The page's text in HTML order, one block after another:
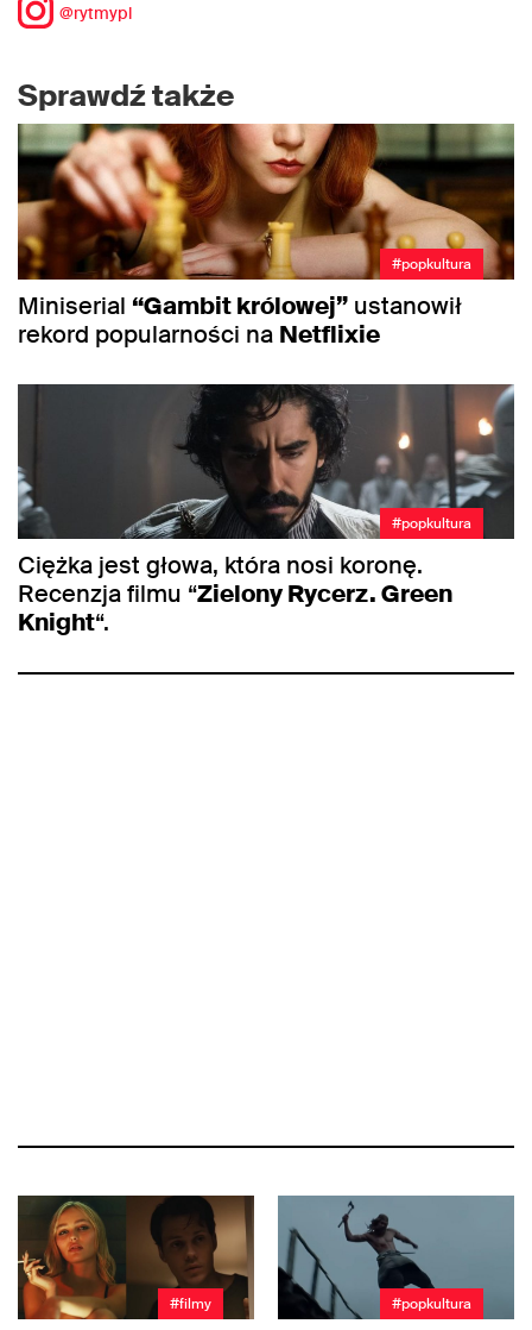
@rytmypl
Sprawdź także
#popkultura
Miniserial “Gambit królowej” ustanowił
rekord popularności na Netflixie
#popkultura
Ciężka jest głowa, która nosi koronę.
Recenzja filmu “Zielony Rycerz. Green
Knight“.
#filmy #popkultura